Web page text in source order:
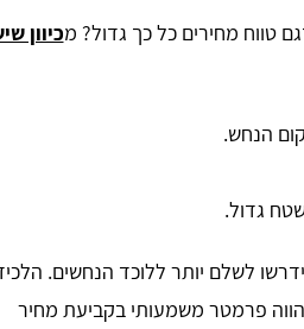
כיוון
הנחש.
גדול.
לשלם יותר ללוכד הנחשים.
פרמטר משמעותי בקביעת מחיר